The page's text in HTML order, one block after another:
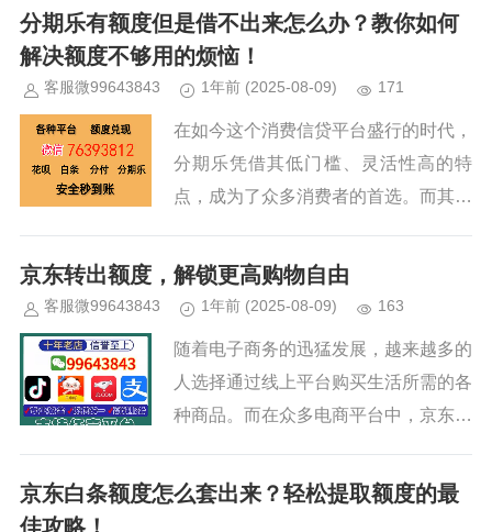
和便捷的支付方式，吸引了无数消费
者。在享受这些便利的越来越多的人
分期乐有额度但是借不出来怎么办？教你如何
解决额度不够用的烦恼！
客服微99643843 1年前 (2025-08-09) 171
在如今这个消费信贷平台盛行的时代，
分期乐凭借其低门槛、灵活性高的特
点，成为了众多消费者的首选。而其中
度，为什么就是借不出来？这个问题困
扰了不少用户，下面我们就来一探究...
京东转出额度，解锁更高购物自由
客服微99643843 1年前 (2025-08-09) 163
随着电子商务的迅猛发展，越来越多的
人选择通过线上平台购买生活所需的各
种商品。而在众多电商平台中，京东凭
服务，成为了广大消费者的首选。为了
京东白条额度怎么套出来？轻松提取额度的最
佳攻略！